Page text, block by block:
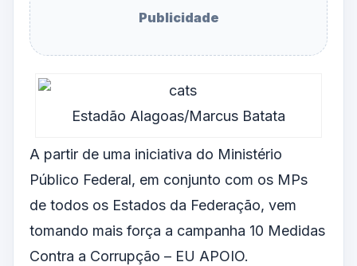
Publicidade
Estadão Alagoas/Marcus Batata
A partir de uma iniciativa do Ministério
Público Federal, em conjunto com os MPs
de todos os Estados da Federação, vem
tomando mais força a campanha 10 Medidas
Contra a Corrupção – EU APOIO.